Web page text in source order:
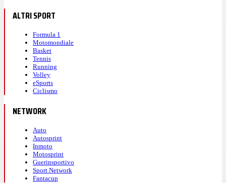
ALTRI SPORT
Formula 1
Motomondiale
Basket
Tennis
Running
Volley
eSports
Ciclismo
NETWORK
Auto
Autosprint
Inmoto
Motosprint
Guerinsportivo
Sport Network
Fantacup